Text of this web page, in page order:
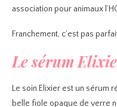
association pour animaux
Franchement, c’est pas
Le sérum
Le soin Elixier est un sérum
belle fiole opaque de verre